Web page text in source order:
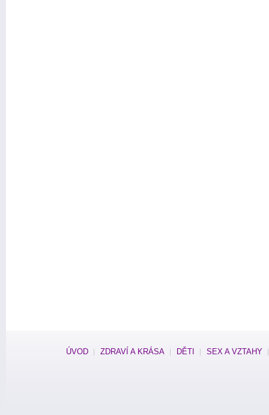
ÚVOD ZDRAVÍ A KRÁSA DĚTI SEX A VZTAHY